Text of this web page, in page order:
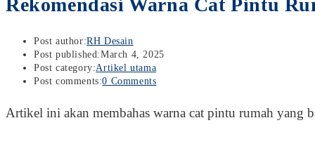
Post author:RH Desain
Post published:March 4, 2025
Post category:Artikel utama
Post comments:0 Comments
Artikel ini akan membahas warna cat pintu rumah yang